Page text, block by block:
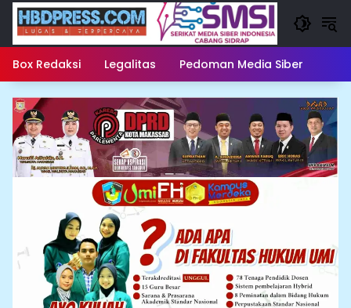
Langsung
konten
Box Redaksi Legalitas Pedoman Media Siber